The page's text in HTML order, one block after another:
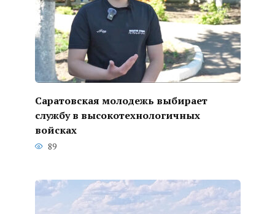
Саратовская молодежь выбирает
службу в высокотехнологичных
войсках
89